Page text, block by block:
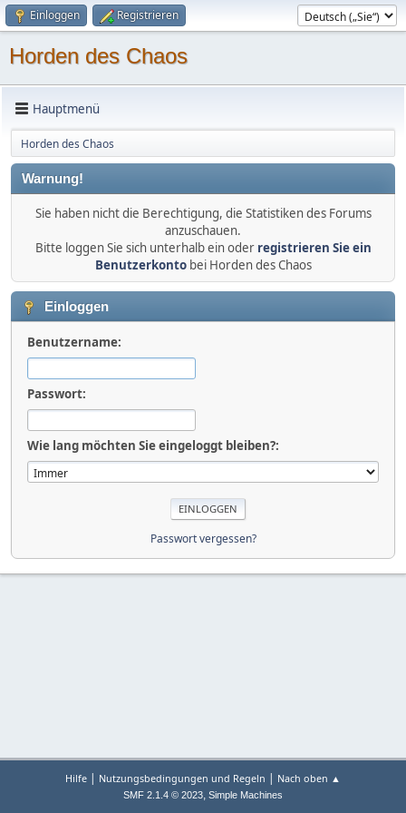
Einloggen Registrieren
Horden des Chaos
Hauptmenü
Horden des Chaos
Warnung!
Sie haben nicht die Berechtigung, die Statistiken des Forums
anzuschauen.
Bitte loggen Sie sich unterhalb ein oder registrieren Sie ein
Benutzerkontobei Horden des Chaos
Einloggen
Benutzername:
Passwort:
Wie lang möchten Sie eingeloggt bleiben?:
Passwort vergessen?
Hilfe | Nutzungsbedingungen und Regeln | Nach oben ▲
SMF 2.1.4 © 2023, Simple Machines